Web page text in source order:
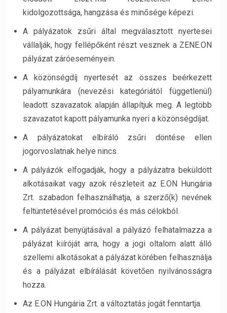
kidolgozottsága, hangzása és minősége képezi.
A pályázatok zsűri által megválasztott nyertesei
vállalják, hogy fellépőként részt vesznek a ZENE.ON
pályázat záróeseményein.
A közönségdíj nyertesét az összes beérkezett
pályamunkára (nevezési kategóriától függetlenül)
leadott szavazatok alapján állapítjuk meg. A legtöbb
szavazatot kapott pályamunka nyeri a közönségdíjat.
A pályázatokat elbíráló zsűri döntése ellen
jogorvoslatnak helye nincs.
A pályázók elfogadják, hogy a pályázatra beküldött
alkotásaikat vagy azok részleteit az E.ON Hungária
Zrt. szabadon felhasználhatja, a szerző(k) nevének
feltüntetésével promóciós és más célokból.
A pályázat benyújtásával a pályázó felhatalmazza a
pályázat kiíróját arra, hogy a jogi oltalom alatt álló
szellemi alkotásokat a pályázat körében felhasználja
és a pályázat elbírálását követően nyilvánosságra
hozza.
Az E.ON Hungária Zrt. a változtatás jogát fenntartja.